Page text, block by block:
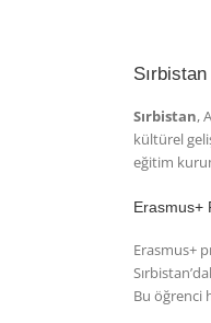
Sırbistan,
kültürel
eğitim
Erasmus+
Erasmus+
Bu öğrenci